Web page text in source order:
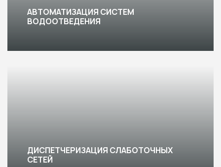
АВТОМАТИЗАЦИЯ СИСТЕМ
ВОДООТВЕДЕНИЯ
ДИСПЕТЧЕРИЗАЦИЯ СЛАБОТОЧНЫХ
СЕТЕЙ